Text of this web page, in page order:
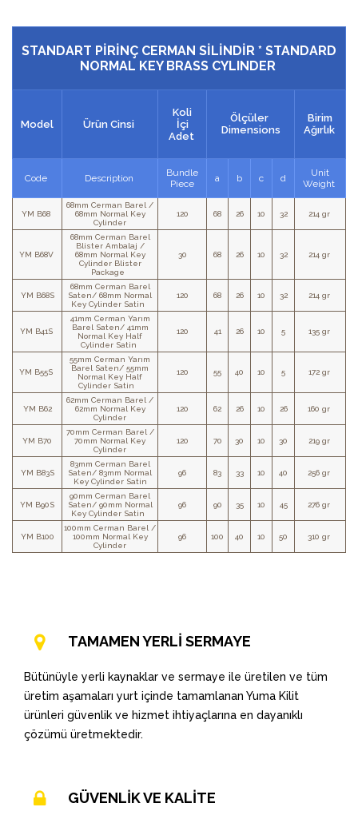
STANDART PİRİNÇ CERMAN SİLİNDİR * STANDARD
NORMAL KEY BRASS CYLINDER
Model Ürün Cinsi
Koli
İçi
Adet
Ölçüler
Dimensions
Birim
Ağırlık
Code Description
Bundle
Piece
a b c d
Unit
Weight
YM B68
68mm Cerman Barel /
68mm Normal Key
Cylinder
120 68 26 10 32 214 gr
YM B68V
68mm Cerman Barel
Blister Ambalaj /
68mm Normal Key
Cylinder Blister
Package
30 68 26 10 32 214 gr
YM B68S
68mm Cerman Barel
Saten/ 68mm Normal
Key Cylinder Satin
120 68 26 10 32 214 gr
YM B41S
41mm Cerman Yarım
Barel Saten/ 41mm
Normal Key Half
Cylinder Satin
120 41 26 10 5 135 gr
YM B55S
55mm Cerman Yarım
Barel Saten/ 55mm
Normal Key Half
Cylinder Satin
120 55 40 10 5 172 gr
YM B62
62mm Cerman Barel /
62mm Normal Key
Cylinder
120 62 26 10 26 160 gr
YM B70
70mm Cerman Barel /
70mm Normal Key
Cylinder
120 70 30 10 30 219 gr
YM B83S
83mm Cerman Barel
Saten/ 83mm Normal
Key Cylinder Satin
96 83 33 10 40 256 gr
YM B90S
90mm Cerman Barel
Saten/ 90mm Normal
Key Cylinder Satin
96 90 35 10 45 276 gr
YM B100
100mm Cerman Barel /
100mm Normal Key
Cylinder
96 100 40 10 50 310 gr
TAMAMEN YERLİ SERMAYE
Bütünüyle yerli kaynaklar ve sermaye ile üretilen ve tüm
üretim aşamaları yurt içinde tamamlanan Yuma Kilit
ürünleri güvenlik ve hizmet ihtiyaçlarına en dayanıklı
çözümü üretmektedir.
GÜVENLİK VE KALİTE